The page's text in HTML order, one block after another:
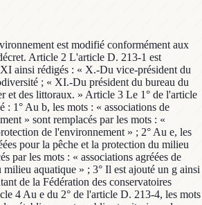
est modifié conformément aux
Article 2 L'article D. 213-1 est
ainsi rédigés : « X.-Du vice-président du
; « XI.-Du président du bureau du
et des littoraux. » Article 3 Le 1° de l'article
: 1° Au b, les mots : « associations de
» sont remplacés par les mots : «
de l'environnement » ; 2° Au e, les
pour la pêche et la protection du milieu
par les mots : « associations agréées de
milieu aquatique » ; 3° Il est ajouté un g ainsi
de la Fédération des conservatoires
4 Au e du 2° de l'article D. 213-4, les mots